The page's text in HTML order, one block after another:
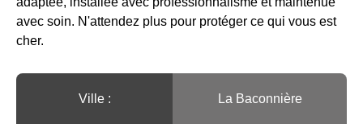
avec soin. N'attendez plus pour protéger ce qui vous est
cher.
Ville :️ La Baconnière